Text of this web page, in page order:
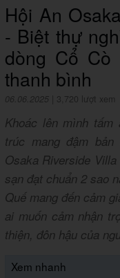
Hội An
- Biệt thự
dòng Cổ
thanh bình
06.06.2025 3,720 lượt xem
Khoác lên mình
trúc mang đậm
Osaka Riverside
sạn đạt chuẩn 2 sao
Quế mang đến cảm
ai muốn cảm nhận
thiện, đôn hậu của
Xem nhanh